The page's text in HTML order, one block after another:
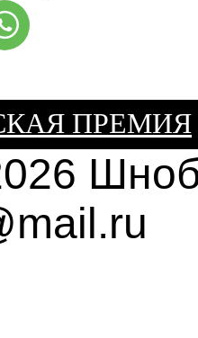
ПРЕМИЯ